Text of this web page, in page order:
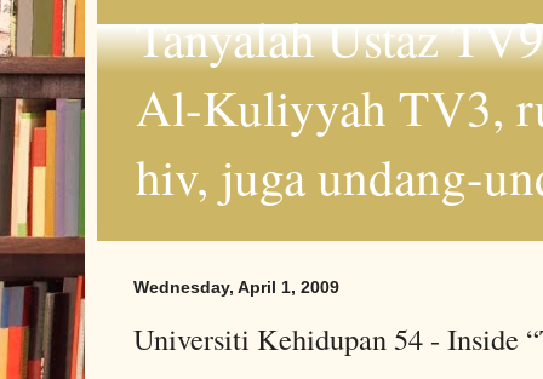
Tanyalah Ustaz
Al-Kuliyyah TV3,
hiv, juga undang-
Wednesday, April 1, 2009
Universiti Kehidupan 54 - Inside